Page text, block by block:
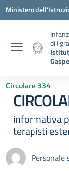
Vai ai contenuti
Vai al menu di
Vai al footer
Ministero
di I
Circolare 334
informativa
terapisti
Personale